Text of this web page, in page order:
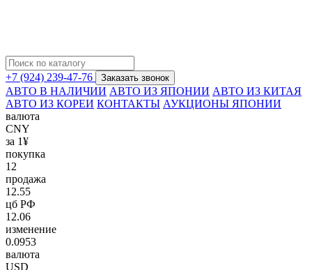
+7 (924) 239-47-76 Заказать звонок
АВТО В НАЛИЧИИ АВТО ИЗ ЯПОНИИ АВТО ИЗ КИТАЯ
АВТО ИЗ КОРЕИ КОНТАКТЫ АУКЦИОНЫ ЯПОНИИ
валюта
CNY
за 1¥
покупка
12
продажа
12.55
цб РФ
12.06
изменение
0.0953
валюта
USD